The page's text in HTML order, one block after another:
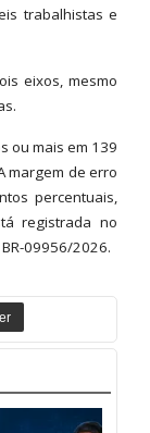
trabalhistas e
eixos, mesmo
ou mais em 139
margem de erro
percentuais,
registrada no
09956/2026.